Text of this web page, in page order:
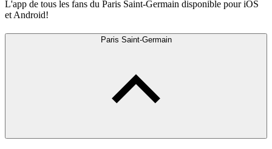
L'app de tous les fans du Paris Saint-Germain disponible pour iOS
et Android!
Paris Saint-Germain